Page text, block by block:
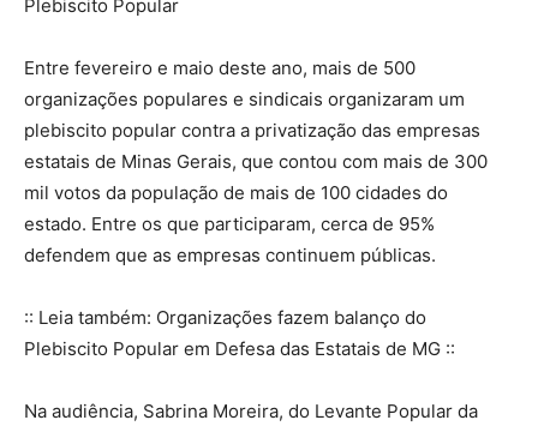
Plebiscito Popular
Entre fevereiro e maio deste ano, mais de 500
organizações populares e sindicais organizaram um
plebiscito popular contra a privatização das empresas
estatais de Minas Gerais, que contou com mais de 300
mil votos da população de mais de 100 cidades do
estado. Entre os que participaram, cerca de 95%
defendem que as empresas continuem públicas.
:: Leia também: Organizações fazem balanço do
Plebiscito Popular em Defesa das Estatais de MG ::
Na audiência, Sabrina Moreira, do Levante Popular da